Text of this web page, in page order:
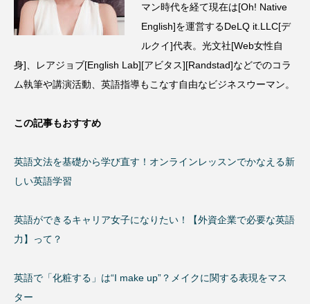
マン時代を経て現在は[Oh! Native
English]を運営するDeLQ it.LLC[デ
ルクイ]代表。光文社[Web女性自
身]、レアジョブ[English Lab][アビタス][Randstad]などでのコラ
ム執筆や講演活動、英語指導もこなす自由なビジネスウーマン。
この記事もおすすめ
英語文法を基礎から学び直す！オンラインレッスンでかなえる新
しい英語学習
英語ができるキャリア女子になりたい！【外資企業で必要な英語
力】って？
英語で「化粧する」は“I make up”？メイクに関する表現をマス
ター